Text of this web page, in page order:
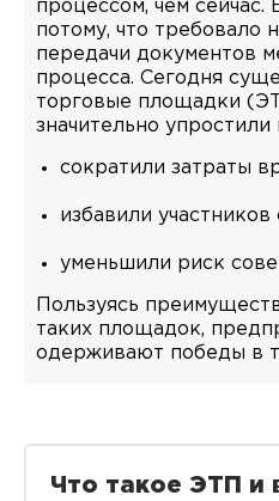
процессом, чем
потому, что требовало
передачи документов
процесса. Сегодня
торговые площадки
значительно упростили
сократили затраты
избавили
уменьшили риск
Пользуясь
таких площадок,
одерживают победы в
Что такое ЭТП и